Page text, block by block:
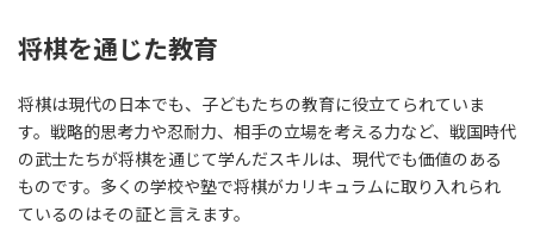
将棋を通じた教育
将棋は現代の日本でも、子どもたちの教育に役立てられていま
す。戦略的思考力や忍耐力、相手の立場を考える力など、戦国時代
の武士たちが将棋を通じて学んだスキルは、現代でも価値のある
ものです。多くの学校や塾で将棋がカリキュラムに取り入れられ
ているのはその証と言えます。